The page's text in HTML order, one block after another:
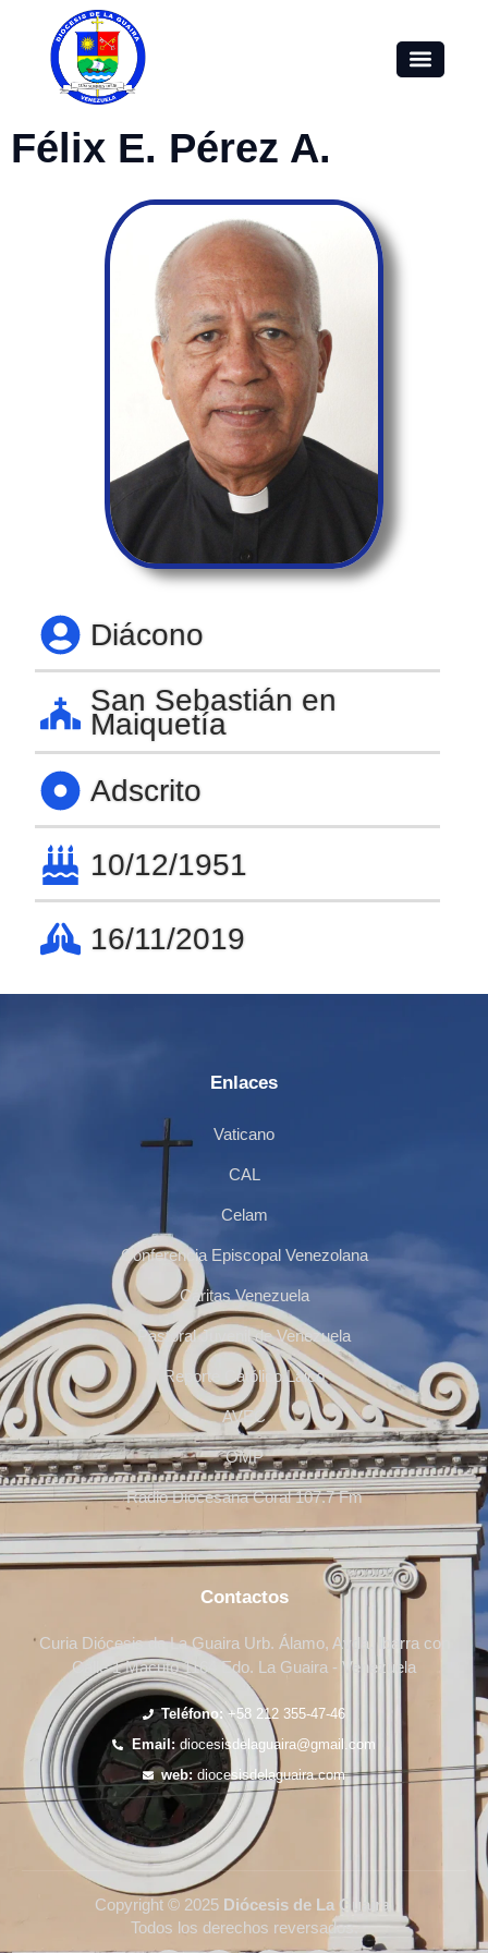
Félix E. Pérez A.
Diácono
San Sebastián en
Maiquetía
Adscrito
10/12/1951
16/11/2019
Enlaces
Vaticano
CAL
Celam
Conferencia Episcopal Venezolana
Cáritas Venezuela
Pastoral Juvenil de Venezuela
Reporte Católico Laico
AVEC
OMP
Radio Diocesana Coral 107.7 Fm
Contactos
Curia Diócesis de La Guaira Urb. Álamo, Avda. Ibarra con
Calle 1 Macuto 1164 Edo. La Guaira - Venezuela
Teléfono: +58 212 355-47-46
Email:diocesisdelaguaira@gmail.com
web: diocesisdelaguaira.com
Copyright © 2025 Diócesis de La Guaira
Todos los derechos reversados.